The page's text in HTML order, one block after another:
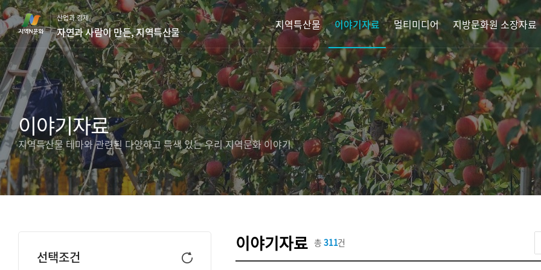
본
문
바
로
가
기
산업과 경제
자연과 사람이 만든, 지역특산물
지역특산물 이야기자료 멀티미디어 지방문화원 소장자료
이야기자료
지역특산물 테마와 관련된 다양하고 특색 있는 우리 지역문화 이야기
선택조건
이야기자료 총311건